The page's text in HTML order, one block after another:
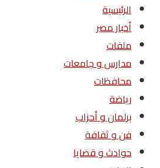
الرئيسية
أخبار مصر
ملفات
مدارس و جامعات
محافظات
رياضة
برلمان و أحزاب
فن و ثقافة
حوادث و قضايا